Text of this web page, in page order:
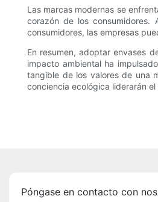
Las marcas modernas se
corazón de los consumidores.
consumidores, las empresas
En resumen, adoptar envases
impacto ambiental ha
tangible de los valores de una
conciencia ecológica liderarán
Póngase en contacto con